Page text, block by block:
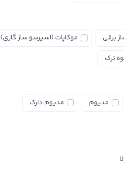
برقی
موکاپات (اسپرسو ساز گازی)
ترک
مدیوم
مدیوم دارک